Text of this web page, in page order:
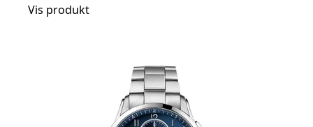
Vis produkt